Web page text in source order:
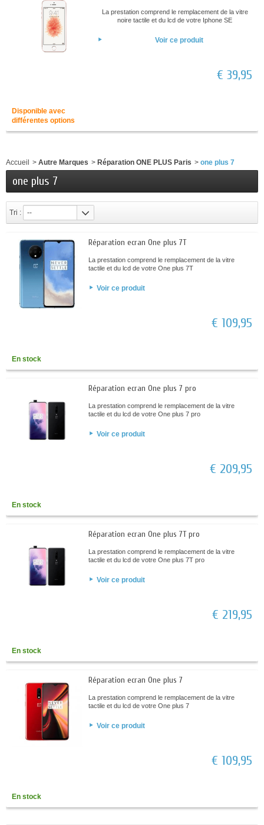
La prestation comprend le remplacement de la vitre
noire tactile et du lcd de votre Iphone SE
Voir ce produit
€ 39,95
Disponible avec
différentes options
Accueil > Autre Marques > Réparation ONE PLUS Paris > one plus 7
one plus 7
Tri : --
Réparation ecran One plus 7T
La prestation comprend le remplacement de la vitre
tactile et du lcd de votre One plus 7T
Voir ce produit
€ 109,95
En stock
Réparation ecran One plus 7 pro
La prestation comprend le remplacement de la vitre
tactile et du lcd de votre One plus 7 pro
Voir ce produit
€ 209,95
En stock
Réparation ecran One plus 7T pro
La prestation comprend le remplacement de la vitre
tactile et du lcd de votre One plus 7T pro
Voir ce produit
€ 219,95
En stock
Réparation ecran One plus 7
La prestation comprend le remplacement de la vitre
tactile et du lcd de votre One plus 7
Voir ce produit
€ 109,95
En stock